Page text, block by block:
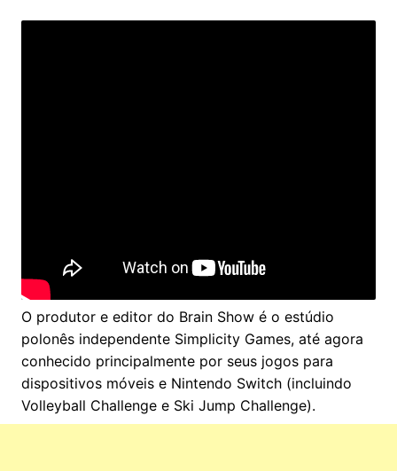
O produtor e editor do Brain Show é o estúdio
polonês independente Simplicity Games, até agora
conhecido principalmente por seus jogos para
dispositivos móveis e Nintendo Switch (incluindo
Volleyball Challenge e Ski Jump Challenge).